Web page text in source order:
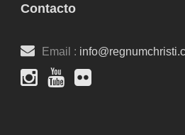
Contacto
Email :